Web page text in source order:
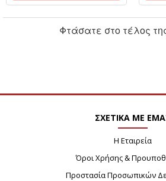
Φτάσατε στο τέλος
ΣΧΕΤΙΚΑ ΜΕ
Η Εταιρεία
Όροι Χρήσης &
Προστασία Προσωπικών